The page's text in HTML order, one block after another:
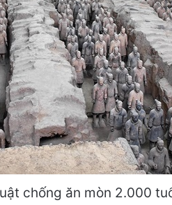
chống ăn mòn 2.000